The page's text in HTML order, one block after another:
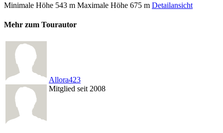
Minimale Höhe 543 m Maximale Höhe 675 m Detailansicht
Mehr zum Tourautor
Allora423
Mitglied seit 2008